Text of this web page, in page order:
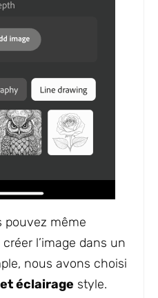
pouvez même
l’image dans un
nous avons choisi
éclairage style.